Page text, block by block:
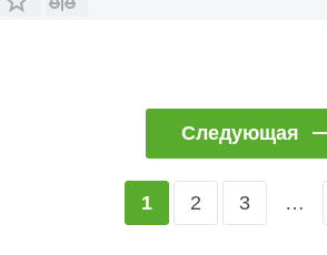
Следующая
1 2 3 …